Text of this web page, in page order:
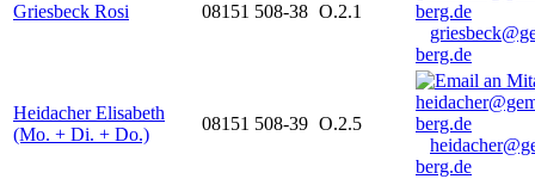
Griesbeck Rosi 08151 508-38 O.2.1
berg.de
Heidacher Elisabeth
(Mo. + Di. + Do.)
08151 508-39 O.2.5
berg.de